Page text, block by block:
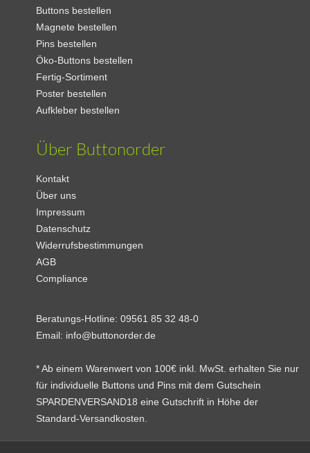
Buttons bestellen
Magnete bestellen
Pins bestellen
Öko-Buttons bestellen
Fertig-Sortiment
Poster bestellen
Aufkleber bestellen
Über Buttonorder
Kontakt
Über uns
Impressum
Datenschutz
Widerrufsbestimmungen
AGB
Compliance
Beratungs-Hotline:09561 85 32 48-0
Email: info@buttonorder.de
* Ab einem Warenwert von 100€ inkl. MwSt. erhalten Sie nur
für individuelle Buttons und Pins mit dem Gutschein
SPARDENVERSAND18 eine Gutschrift in Höhe der
Standard-Versandkosten.